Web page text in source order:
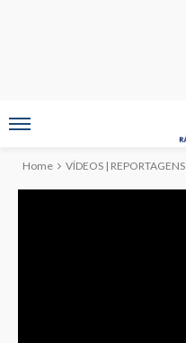
Home VÍDEOS | REPORTAGENS